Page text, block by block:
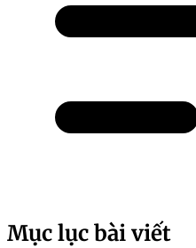
Mục lục bài viết